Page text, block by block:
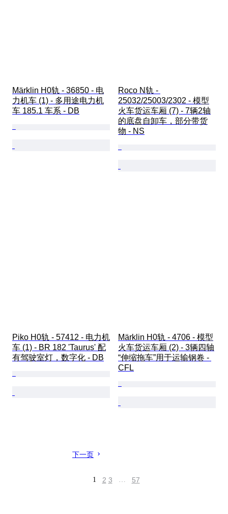
Märklin H0轨 - 36850 - 电
力机车 (1) - 多用途电力机
车 185.1 车系 - DB
Roco N轨 -
25032/25003/2302 - 模型
火车货运车厢 (7) - 7辆2轴
的底盘自卸车，部分带货
物 - NS
Piko H0轨 - 57412 - 电力机
车 (1) - BR 182 'Taurus' 配
有驾驶室灯，数字化 - DB
Märklin H0轨 - 4706 - 模型
火车货运车厢 (2) - 3辆四轴
“伸缩拖车”用于运输钢卷 -
CFL
下一页
1 2 3 … 57